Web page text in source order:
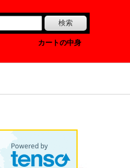
カートの中身